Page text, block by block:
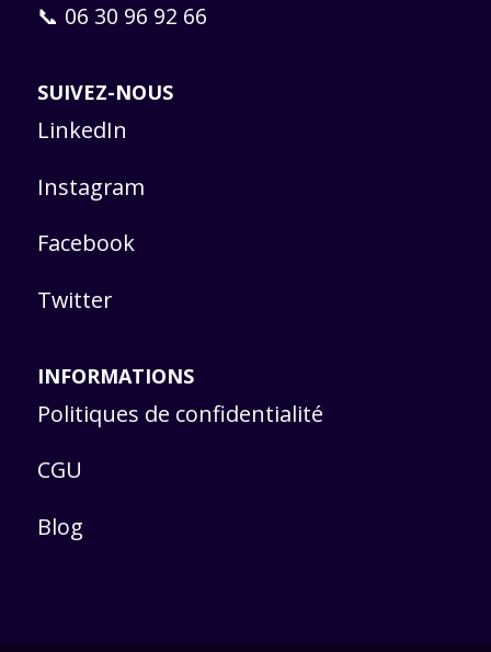
📞 06 30 96 92 66
SUIVEZ-NOUS
LinkedIn
Instagram
Facebook
Twitter
INFORMATIONS
Politiques de confidentialité
CGU
Blog